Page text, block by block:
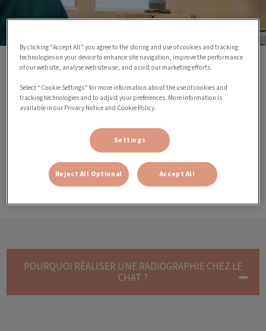
L'appareil radiographique permet de visualiser des tissus
particuliers, osseux, pulmonaires et certains cristaux
dans la vessie ou dans les reins.
des racines dentaires.
radiographie chez le chat a donc un rôle important
pour poser un diagnostic et soigner votre animal.
POURQUOI RÉALISER UNE RADIOGRAPHIE CHEZ LE
CHAT ?
By clicking “Accept All” you agree to the storing and use of cookies and tracking
technologies on your device to enhance site navigation, improve the performance
of our website, analyse website use, and assist our marketing efforts.
Select “Cookie Settings” for more information about the use of cookies and
tracking technologies and to adjust your preferences. More information is
available in our Privacy Notice and Cookie Policy.
Settings
Reject All Optional Accept All